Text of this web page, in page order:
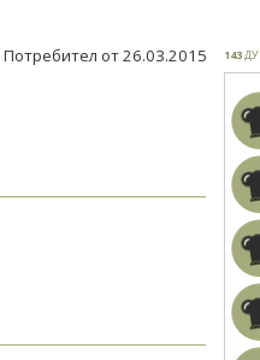
Потребител от 26.03.2015 143